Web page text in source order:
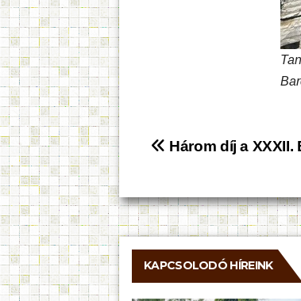
Bejegyzés
Három díj a XXXII.
KAPCSOLODÓ HÍREINK